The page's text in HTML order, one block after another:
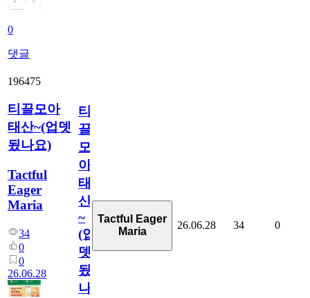
0
댓글
196475
티끌모아
태산~(업뎃
됬나요)
Tactful
Eager
Maria
34
0
0
26.06.28
티
끌
모
아
태
산
~
(업
뎃
됬
나
Tactful Eager
Maria
26.06.28 34 0